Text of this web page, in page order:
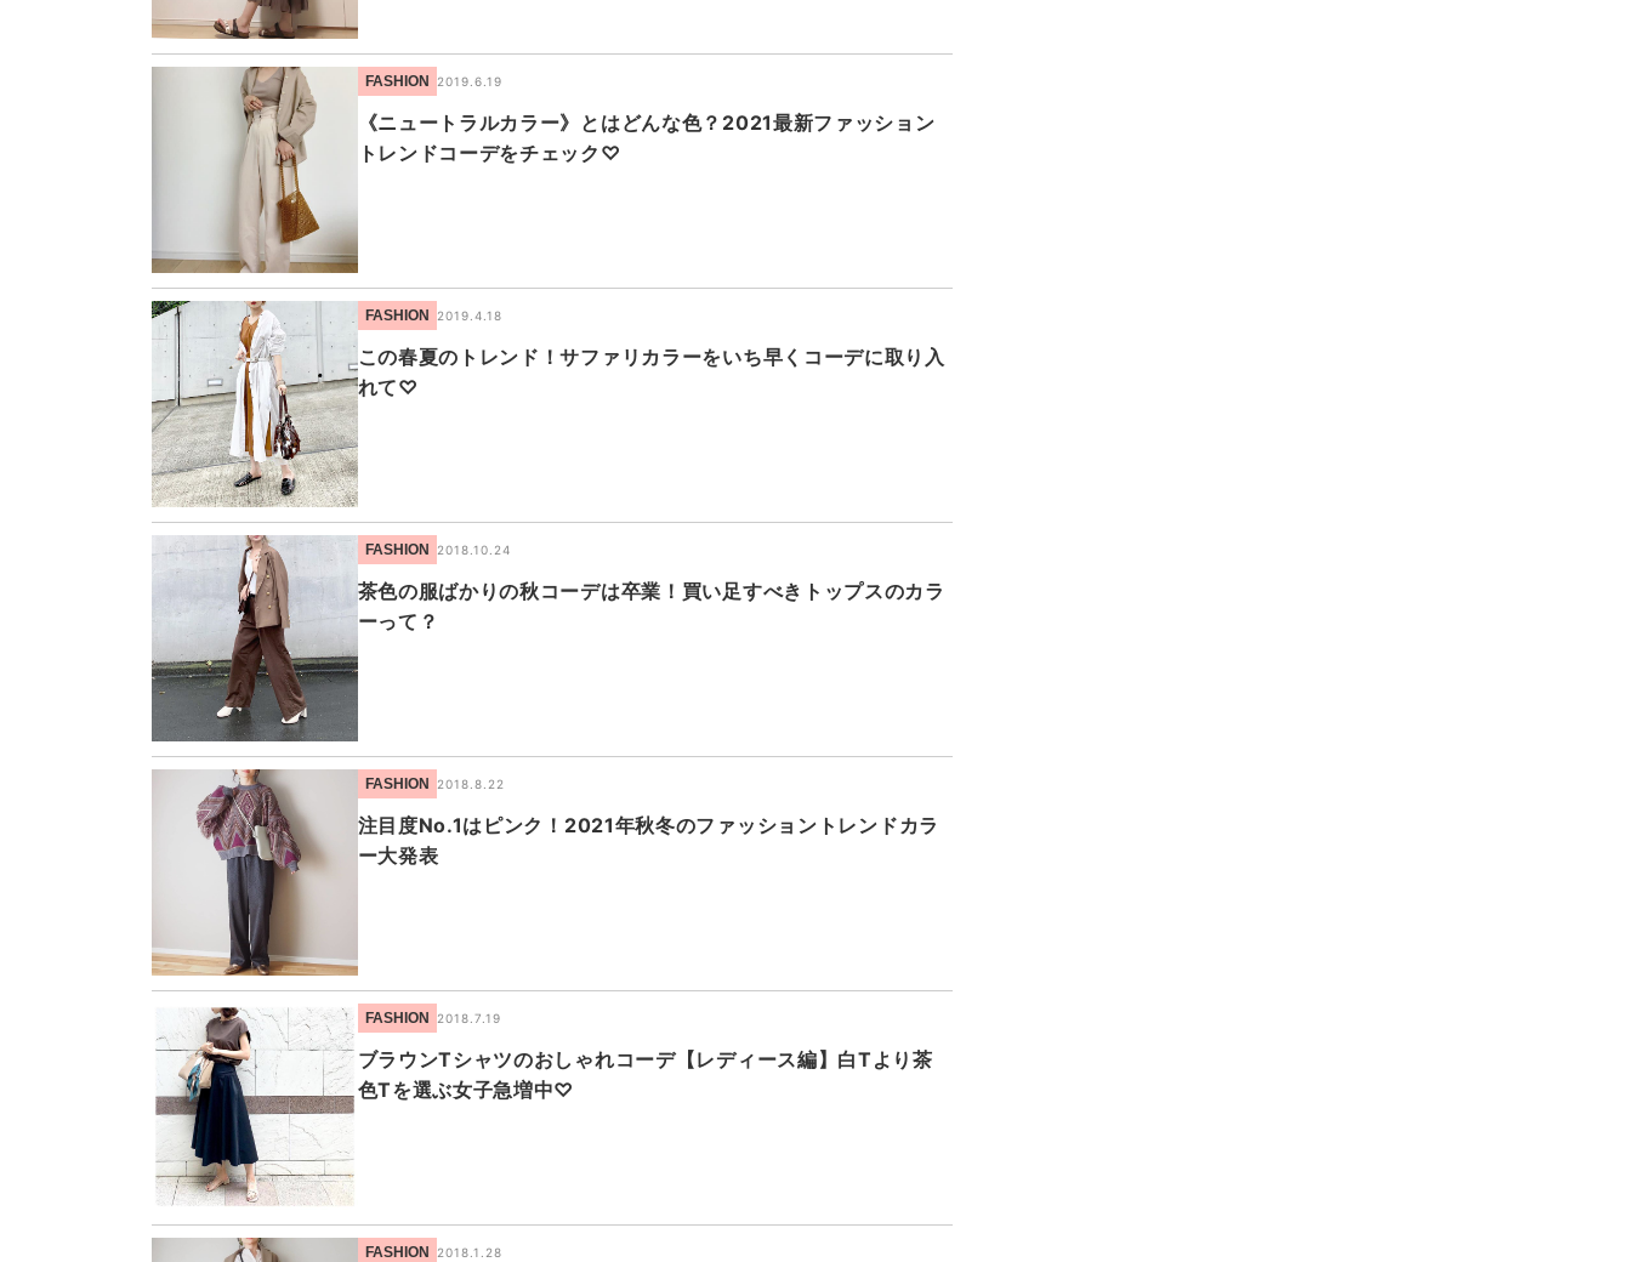
FASHION 2019.6.19
《ニュートラルカラー》とはどんな色？2021最新ファッション
トレンドコーデをチェック♡
FASHION 2019.4.18
この春夏のトレンド！サファリカラーをいち早くコーデに取り入
れて♡
FASHION 2018.10.24
茶色の服ばかりの秋コーデは卒業！買い足すべきトップスのカラ
ーって？
FASHION 2018.8.22
注目度No.1はピンク！2021年秋冬のファッショントレンドカラ
ー大発表
FASHION 2018.7.19
ブラウンTシャツのおしゃれコーデ【レディース編】白Tより茶
色Tを選ぶ女子急増中♡
FASHION 2018.1.28